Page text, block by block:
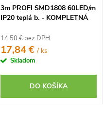
3m PROFI SMD1808 60LED/m
IP20 teplá b. - KOMPLETNÁ
14,50 € bez DPH
17,84 €/ ks
Skladom
DO KOŠÍKA